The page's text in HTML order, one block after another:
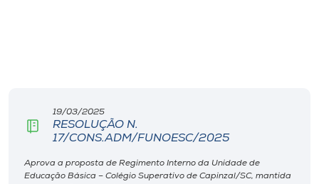
Rádio
Museu
19/03/2025
RESOLUÇÃO N.
17/CONS.ADM/FUNOESC/2025
Aprova a proposta de Regimento Interno da Unidade de
Educação Básica – Colégio Superativo de Capinzal/SC, mantida